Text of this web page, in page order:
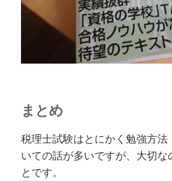
まとめ
税理士試験はとにかく勉強方法
いての話が多いですが、大切な
とです。